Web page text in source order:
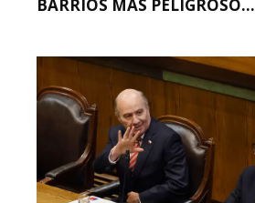
BARRIOS MÁS PELIGROSO...